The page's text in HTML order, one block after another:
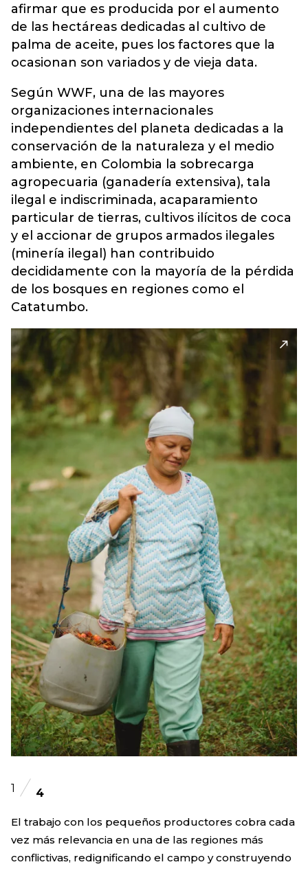
afirmar que es producida por el aumento
de las hectáreas dedicadas al cultivo de
palma de aceite, pues los factores que la
ocasionan son variados y de vieja data.
Según WWF, una de las mayores
organizaciones internacionales
independientes del planeta dedicadas a la
conservación de la naturaleza y el medio
ambiente, en Colombia la sobrecarga
agropecuaria (ganadería extensiva), tala
ilegal e indiscriminada, acaparamiento
particular de tierras, cultivos ilícitos de coca
y el accionar de grupos armados ilegales
(minería ilegal) han contribuido
decididamente con la mayoría de la pérdida
de los bosques en regiones como el
Catatumbo.
1 4
El trabajo con los pequeños productores cobra cada
vez más relevancia en una de las regiones más
conflictivas, redignificando el campo y construyendo